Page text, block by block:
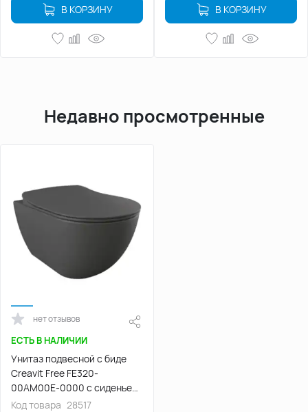
В КОРЗИНУ В КОРЗИНУ
Недавно просмотренные
нет отзывов
ЕСТЬ В НАЛИЧИИ
Унитаз подвесной с биде
Creavit Free FE320-
00AM00E-0000 с сиденьем
микролифт Антрацит
Код товара 28517